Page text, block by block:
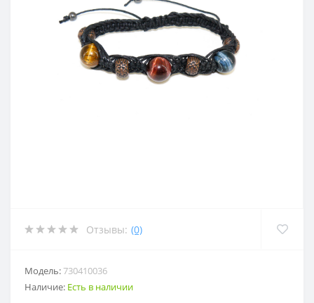
Отзывы: (0)
Модель:730410036
Наличие: Есть в наличии